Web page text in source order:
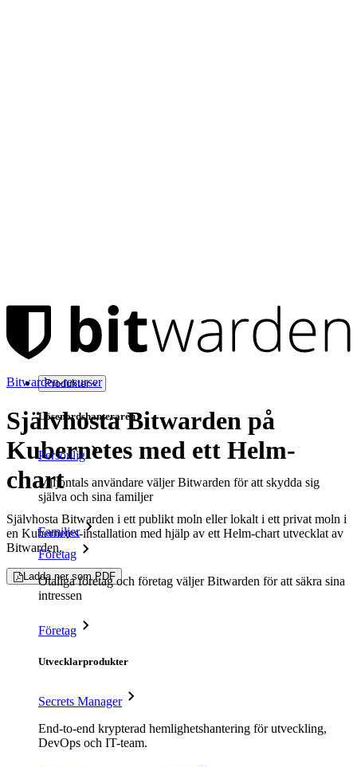
Produkter
Lösenordshanteraren
Personlig
Miljontals användare väljer Bitwarden för att skydda sig
själva och sina familjer
Familjer
Företag
Otaliga företag och företag väljer Bitwarden för att säkra sina
intressen
Företag
Utvecklarprodukter
Secrets Manager
End-to-end krypterad hemlighetshantering för utveckling,
DevOps och IT-team.
Bitwarden-resurser
Självhosta Bitwarden på
Kubernetes med ett Helm-
chart
Självhosta Bitwarden i ett publikt moln eller lokalt i ett privat moln i
en Kubernetes-installation med hjälp av ett Helm-chart utvecklat av
Bitwarden.
Ladda ner som PDF